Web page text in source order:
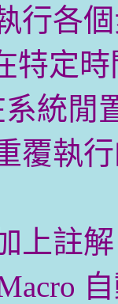
行各
特定
統閒
覆執
上註